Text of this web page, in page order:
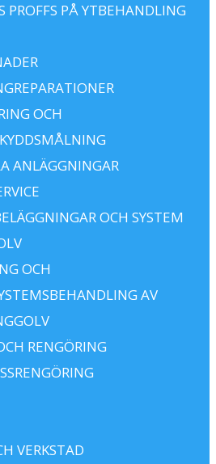
PROFFS PÅ YTBEHANDLING
OCH
ANLÄGGNINGAR
OCH SYSTEM
OCH
AV
RENGÖRING
VERKSTAD